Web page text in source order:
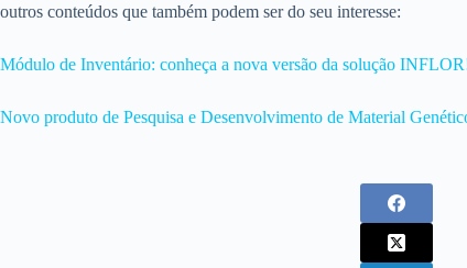
outros conteúdos que também podem ser do seu interesse:
Módulo de Inventário: conheça a nova versão da solução
Novo produto de Pesquisa e Desenvolvimento de Material